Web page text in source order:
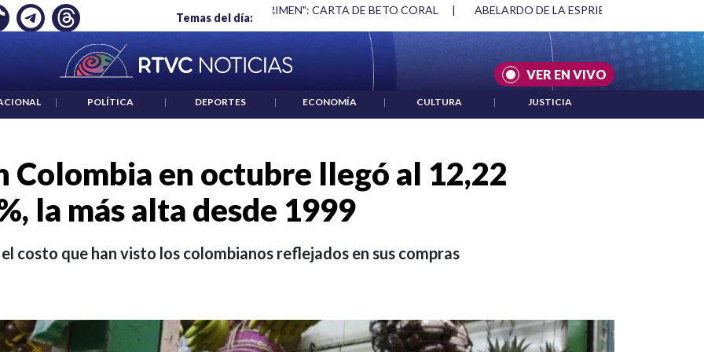
Temas del día:
UN CRIMEN": CARTA DE BETO CORAL ABELARDO DE LA ESPRIELLA Y DMG | ACUERDOS ENTRE ESTADOS UNIDOS E
VER EN VIVO
| POLÍTICA | DEPORTES | ECONOMÍA | CULTURA | JUSTICIA
Colombia en octubre llegó al 12,22
la más alta desde 1999
el costo que han visto los colombianos reflejados en sus compras